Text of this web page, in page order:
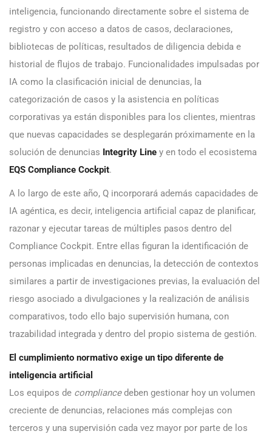
inteligencia, funcionando directamente sobre el sistema de
registro y con acceso a datos de casos, declaraciones,
bibliotecas de políticas, resultados de diligencia debida e
historial de flujos de trabajo. Funcionalidades impulsadas por
IA como la clasificación inicial de denuncias, la
categorización de casos y la asistencia en políticas
corporativas ya están disponibles para los clientes, mientras
que nuevas capacidades se desplegarán próximamente en la
solución de denuncias Integrity Line y en todo el ecosistema
EQS Compliance Cockpit.
A lo largo de este año, Q incorporará además capacidades de
IA agéntica, es decir, inteligencia artificial capaz de planificar,
razonar y ejecutar tareas de múltiples pasos dentro del
Compliance Cockpit. Entre ellas figuran la identificación de
personas implicadas en denuncias, la detección de contextos
similares a partir de investigaciones previas, la evaluación del
riesgo asociado a divulgaciones y la realización de análisis
comparativos, todo ello bajo supervisión humana, con
trazabilidad integrada y dentro del propio sistema de gestión.
El cumplimiento normativo exige un tipo diferente de
inteligencia artificial
Los equipos de compliancedeben gestionar hoy un volumen
creciente de denuncias, relaciones más complejas con
terceros y una supervisión cada vez mayor por parte de los